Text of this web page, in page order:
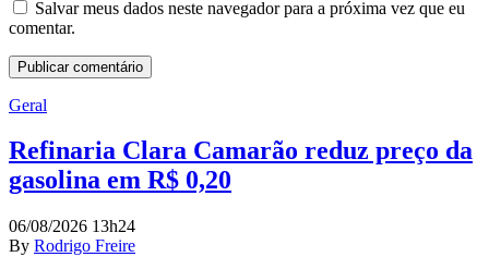
Salvar meus dados neste navegador para a próxima vez que eu
comentar.
Geral
Refinaria Clara Camarão reduz preço da
gasolina em R$ 0,20
06/08/2026 13h24
By Rodrigo Freire